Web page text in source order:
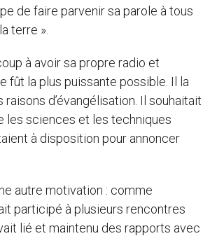
de faire parvenir sa parole à tous
terre ».
à avoir sa propre radio et
fût la plus puissante possible. Il la
d’évangélisation. Il souhaitait
les sciences et les techniques
à disposition pour annoncer
autre motivation : comme
participé à plusieurs rencontres
lié et maintenu des rapports avec